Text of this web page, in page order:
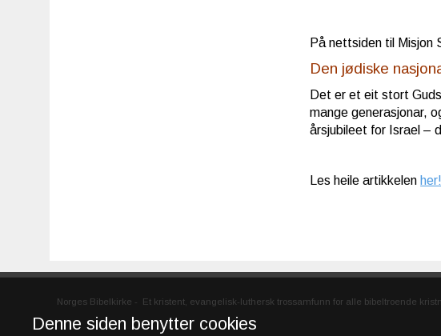
På nettsiden til
Den jødiske
Det er et eit stort
mange generasjonar,
årsjubileet for Israel –
Les heile artikkelen her!
Denne siden benytter cookies
Norges Bibelkirke - Et kristent, evangelisk-luthersk trossamfunn for alle bibeltroende